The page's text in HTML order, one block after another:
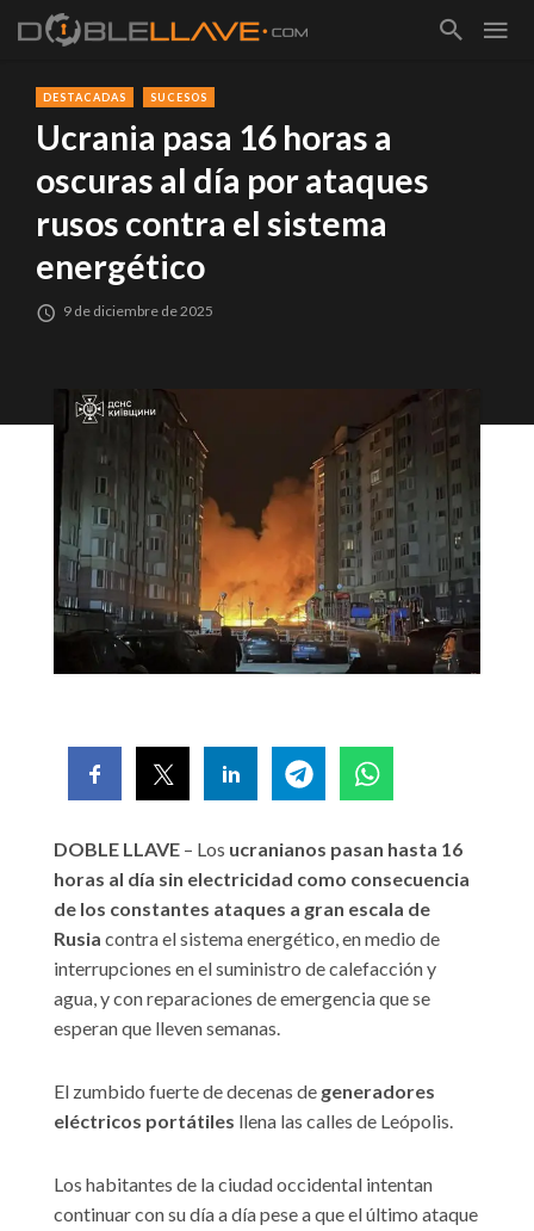
DESTACADAS SUCESOS
Ucrania pasa 16 horas a
oscuras al día por ataques
rusos contra el sistema
energético
9 de diciembre de 2025
DOBLE LLAVE – Los ucranianos pasan hasta 16
horas al día sin electricidad como consecuencia
de los constantes ataques a gran escala de
Rusia contra el sistema energético, en medio de
interrupciones en el suministro de calefacción y
agua, y con reparaciones de emergencia que se
esperan que lleven semanas.
El zumbido fuerte de decenas de generadores
eléctricos portátiles llena las calles de Leópolis.
Los habitantes de la ciudad occidental intentan
continuar con su día a día pese a que el último ataque